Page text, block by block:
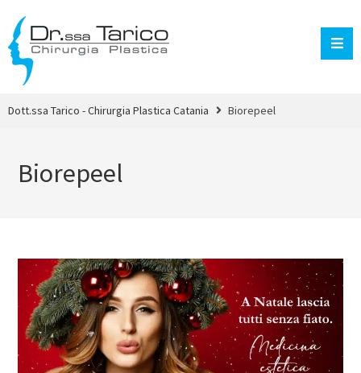
Dott.ssa Tarico - Chirurgia Plastica Catania Biorepeel
Biorepeel